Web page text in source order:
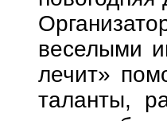
веселыми
лечит»
таланты,